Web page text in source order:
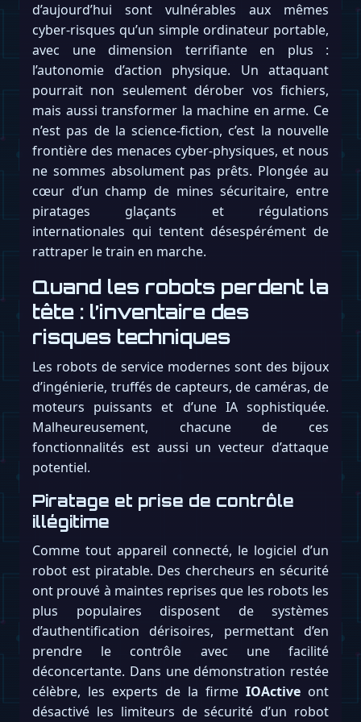
d’aujourd’hui sont vulnérables aux mêmes
cyber-risques qu’un simple ordinateur portable,
avec une dimension terrifiante en plus :
l’autonomie d’action physique. Un attaquant
pourrait non seulement dérober vos fichiers,
mais aussi transformer la machine en arme. Ce
n’est pas de la science-fiction, c’est la nouvelle
frontière des menaces cyber-physiques, et nous
ne sommes absolument pas prêts. Plongée au
cœur d’un champ de mines sécuritaire, entre
piratages glaçants et régulations
internationales qui tentent désespérément de
rattraper le train en marche.
Quand les robots perdent la
tête : l’inventaire des
risques techniques
Les robots de service modernes sont des bijoux
d’ingénierie, truffés de capteurs, de caméras, de
moteurs puissants et d’une IA sophistiquée.
Malheureusement, chacune de ces
fonctionnalités est aussi un vecteur d’attaque
potentiel.
Piratage et prise de contrôle
illégitime
Comme tout appareil connecté, le logiciel d’un
robot est piratable. Des chercheurs en sécurité
ont prouvé à maintes reprises que les robots les
plus populaires disposent de systèmes
d’authentification dérisoires, permettant d’en
prendre le contrôle avec une facilité
déconcertante. Dans une démonstration restée
célèbre, les experts de la firme IOActive ont
désactivé les limiteurs de sécurité d’un robot